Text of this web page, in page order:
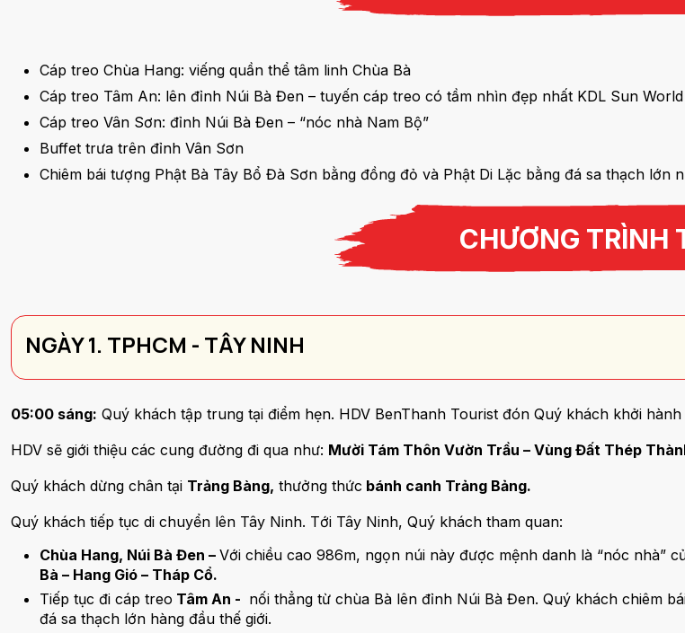
Cáp treo Chùa Hang: viếng quần thể tâm linh Chùa Bà
Cáp treo Tâm An: lên đỉnh Núi Bà Đen – tuyến cáp treo có tầm nhìn đẹp nhất KDL Sun
Cáp treo Vân Sơn: đỉnh Núi Bà Đen – “nóc nhà Nam Bộ”
Buffet trưa trên đỉnh Vân Sơn
Chiêm bái tượng Phật Bà Tây Bổ Đà Sơn bằng đồng đỏ và Phật Di Lặc bằng đá sa thạch lớn
CHƯƠNG TRÌNH
NGÀY 1. TPHCM - TÂY NINH
05:00 sáng: Quý khách tập trung tại điểm hẹn. HDV BenThanh Tourist đón Quý khách khởi hành
HDV sẽ giới thiệu các cung đường đi qua như: Mười Tám Thôn Vườn Trầu – Vùng Đất Thép
Quý khách dừng chân tại Trảng Bàng, thưởng thức bánh canh Trảng Bảng.
Quý khách tiếp tục di chuyển lên Tây Ninh. Tới Tây Ninh, Quý khách tham quan:
Chùa Hang, Núi Bà Đen – Với chiều cao 986m, ngọn núi này được mệnh danh là “nóc nhà”
Bà – Hang Gió – Tháp Cổ.
Tiếp tục đi cáp treo Tâm An - nối thẳng từ chùa Bà lên đỉnh Núi Bà Đen. Quý khách chiêm
đá sa thạch lớn hàng đầu thế giới.